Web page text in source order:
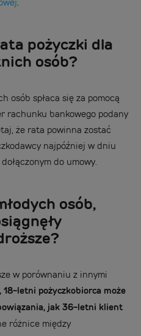
.
pożyczki dla
osób?
osób spłaca się za pomocą
rachunku bankowego podany
że rata powinna zostać
najpóźniej w dniu
do umowy.
osób,
w porównaniu z innymi
18-letni pożyczkobiorca może
jak 36-letni klient
różnice między